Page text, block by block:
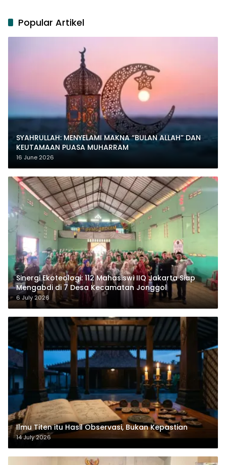
Popular Artikel
SYAHRULLAH: MENYELAMI MAKNA “BULAN ALLAH” DAN
KEUTAMAAN PUASA MUHARRAM
16 June 2026
‎Sinergi Ekoteologi: 112 Mahasiswi IIQ Jakarta Siap
Mengabdi di 7 Desa Kecamatan Jonggol
6 July 2026
Ilmu Titen itu Hasil Observasi, Bukan Kepastian
14 July 2026